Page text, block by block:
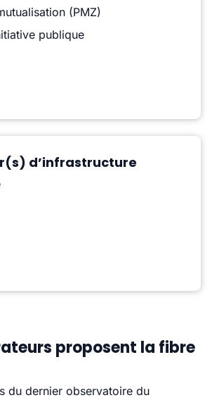
(PMZ)
publique
d’infrastructure
proposent la fibre
du dernier observatoire du